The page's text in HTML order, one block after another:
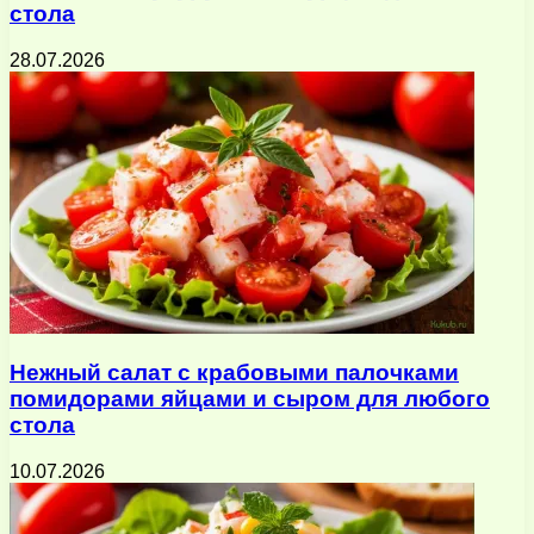
стола
28.07.2026
Нежный салат с крабовыми палочками
помидорами яйцами и сыром для любого
стола
10.07.2026